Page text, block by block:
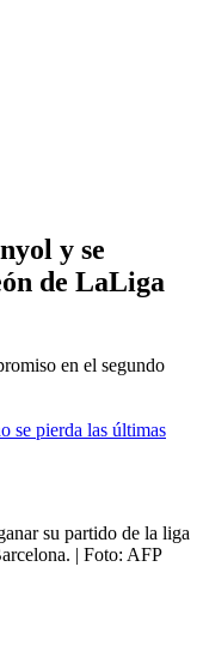
y se
de LaLiga
en el segundo
se pierda las últimas
su partido de la liga
| Foto: AFP